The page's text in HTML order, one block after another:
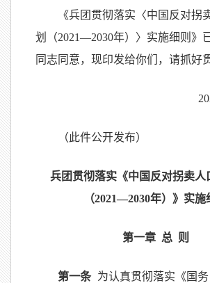
《兵团贯彻落实〈中国反对拐
划（2021—2030年）〉实施细则》
同志同意，现印发给你们，请抓好
（此件公开发布）
兵团贯彻落实《中国反对拐卖人
（2021—2030年）》实施
第一章 总 则
第一条 为认真贯彻落实《国